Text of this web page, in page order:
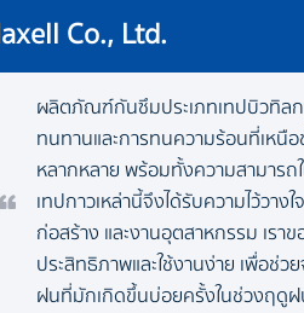
Co., Ltd.
ผลิตภัณฑ์กันซึมประเภทเทปบิวทิล
ทนทานและการทนความร้อนที่เหนื
หลากหลาย พร้อมทั้งความสามาร
เทปกาวเหล่านี้จึงได้รับความไว้วา
ก่อสร้าง และงานอุตสาหกรรม เร
ประสิทธิภาพและใช้งานง่าย เพื่อ
ฝนที่มักเกิดขึ้นบ่อยครั้งในช่วงฤดู